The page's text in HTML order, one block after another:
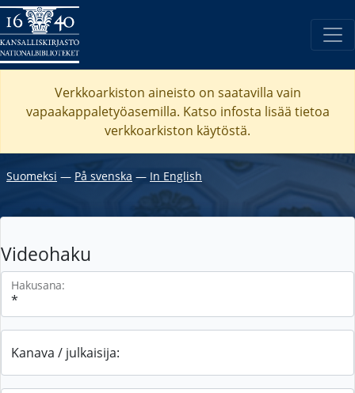
Verkkoarkiston aineisto on saatavilla vain
vapaakappaletyöasemilla. Katso infosta lisää tietoa
verkkoarkiston käytöstä.
Suomeksi ― På svenska ― In English
Videohaku
Hakusana:
Kanava / julkaisija: